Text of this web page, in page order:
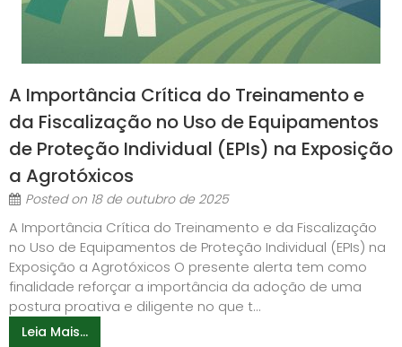
A Importância Crítica do Treinamento e
da Fiscalização no Uso de Equipamentos
de Proteção Individual (EPIs) na Exposição
a Agrotóxicos
Posted on 18 de outubro de 2025
A Importância Crítica do Treinamento e da Fiscalização
no Uso de Equipamentos de Proteção Individual (EPIs) na
Exposição a Agrotóxicos O presente alerta tem como
finalidade reforçar a importância da adoção de uma
postura proativa e diligente no que t...
Leia Mais...